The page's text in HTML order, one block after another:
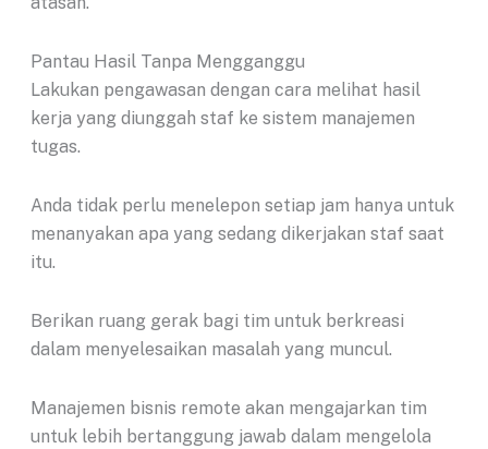
Pantau Hasil Tanpa Mengganggu
Lakukan pengawasan dengan cara melihat hasil
kerja yang diunggah staf ke sistem manajemen
tugas.
Anda tidak perlu menelepon setiap jam hanya untuk
menanyakan apa yang sedang dikerjakan staf saat
itu.
Berikan ruang gerak bagi tim untuk berkreasi
dalam menyelesaikan masalah yang muncul.
Manajemen bisnis remote akan mengajarkan tim
untuk lebih bertanggung jawab dalam mengelola